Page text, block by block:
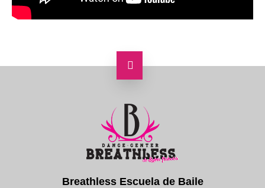
Breathless Escuela de Baile